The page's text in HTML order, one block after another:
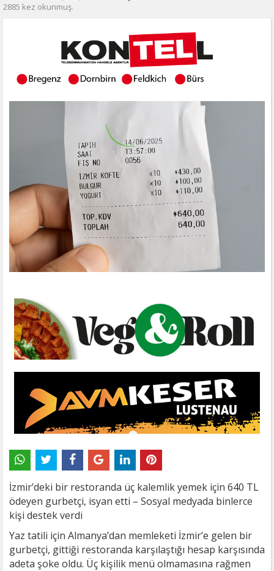
2885 kez okunmuş.
İzmir’deki bir restoranda üç kalemlik yemek için 640 TL
ödeyen gurbetçi, isyan etti – Sosyal medyada binlerce
kişi destek verdi
Yaz tatili için Almanya’dan memleketi İzmir’e gelen bir
gurbetçi, gittiği restoranda karşılaştığı hesap karşısında
adeta şoke oldu. Üç kişilik menü olmamasına rağmen